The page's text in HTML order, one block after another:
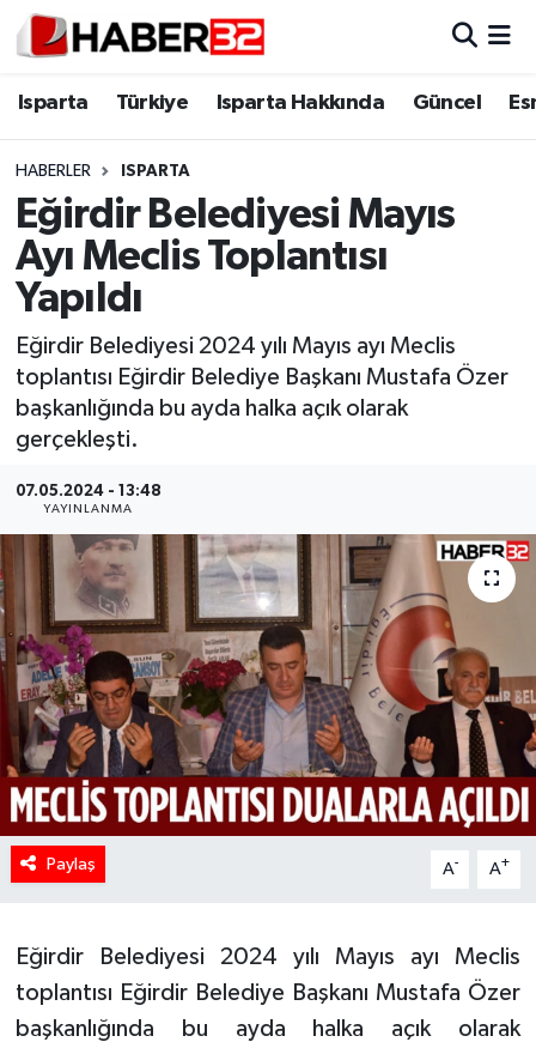
Isparta Türkiye Isparta Hakkında Güncel
HABERLER ISPARTA
Eğirdir Belediyesi Mayıs
Ayı Meclis Toplantısı
Yapıldı
Eğirdir Belediyesi 2024 yılı Mayıs ayı Meclis
toplantısı Eğirdir Belediye Başkanı Mustafa Özer
başkanlığında bu ayda halka açık olarak
gerçekleşti.
07.05.2024 - 13:48
YAYINLANMA
Paylaş A- A+
Eğirdir Belediyesi 2024 yılı Mayıs ayı Meclis
toplantısı Eğirdir Belediye Başkanı Mustafa Özer
başkanlığında bu ayda halka açık olarak
Isparta
Esnaf Diyor ki;
ASAYİŞ
BİLİM VE TEKNOLOJİ
EĞİTİM
GENEL
Güncel
HABERDE İNSAN
İlginç
KÜLTÜR SANAT
MAGAZİN
Oyun
POLİTİKA
RESMİ İLANLAR
SAĞLIK
Isparta Nöbetçi Eczaneler
Isparta Trafik Yoğunluk Haritası
Süper Lig Puan Durumu ve Fikstür
Tüm Manşetler
Son Dakika Haberleri
Haber Arşivi